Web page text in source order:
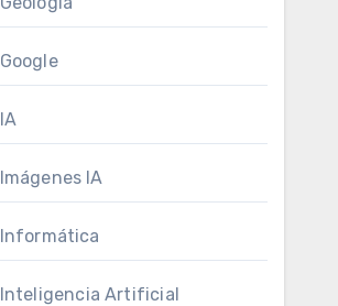
Google
IA
Imágenes IA
Informática
Inteligencia Artificial